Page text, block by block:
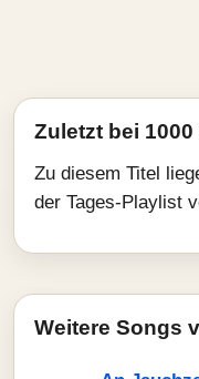
Zuletzt bei
Zu diesem Titel
der Tages-Playlist
Weitere Songs